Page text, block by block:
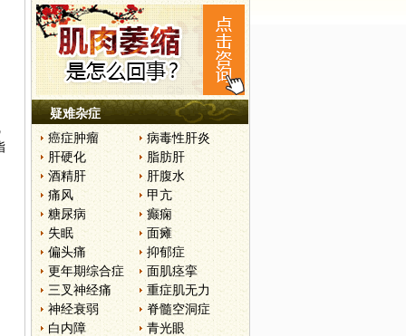
疑难杂症
癌症肿瘤
病毒性肝炎
肝硬化
脂肪肝
酒精肝
肝腹水
痛风
甲亢
糖尿病
癫痫
失眠
面瘫
偏头痛
抑郁症
更年期综合症
面肌痉挛
三叉神经痛
重症肌无力
神经衰弱
脊髓空洞症
白内障
青光眼